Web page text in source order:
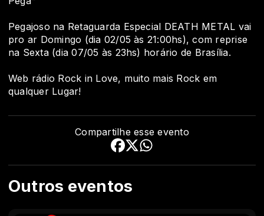
Pegajoso na Retaguarda Especial DEATH METAL vai
pro ar Domingo (dia 02/05 às 21:00hs), com reprise
na Sexta (dia 07/05 às 23hs) horário de Brasília.
Web rádio Rock in Love, muito mais Rock em
qualquer Lugar!
Outros eventos
Compartilhe esse evento